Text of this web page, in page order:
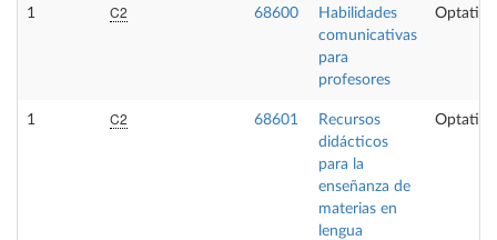
1 C2 68600
Habilidades
comunicativas
para
profesores
Optativa
1 C2 68601
Recursos
didácticos
para la
enseñanza de
materias en
lengua
Optativa